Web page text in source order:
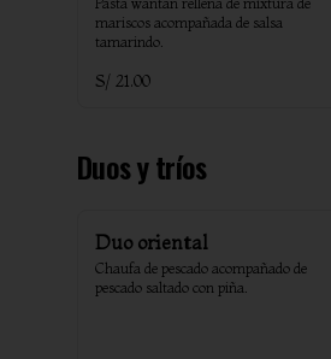
mariscos acompañada de salsa
tamarindo.
S/ 21.00
Duos y tríos
Duo oriental
Chaufa de pescado acompañado de
pescado saltado con piña.